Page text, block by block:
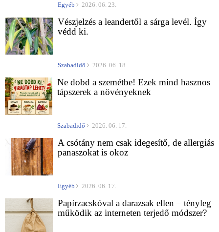
Egyéb 2026. 06. 23.
Vészjelzés a leandertől a sárga levél. Így
védd ki.
Szabadidő 2026. 06. 18.
Ne dobd a szemétbe! Ezek mind hasznos
tápszerek a növényeknek
Szabadidő 2026. 06. 17.
A csótány nem csak idegesítő, de allergiás
panaszokat is okoz
Egyéb 2026. 06. 17.
Papírzacskóval a darazsak ellen – tényleg
működik az interneten terjedő módszer?